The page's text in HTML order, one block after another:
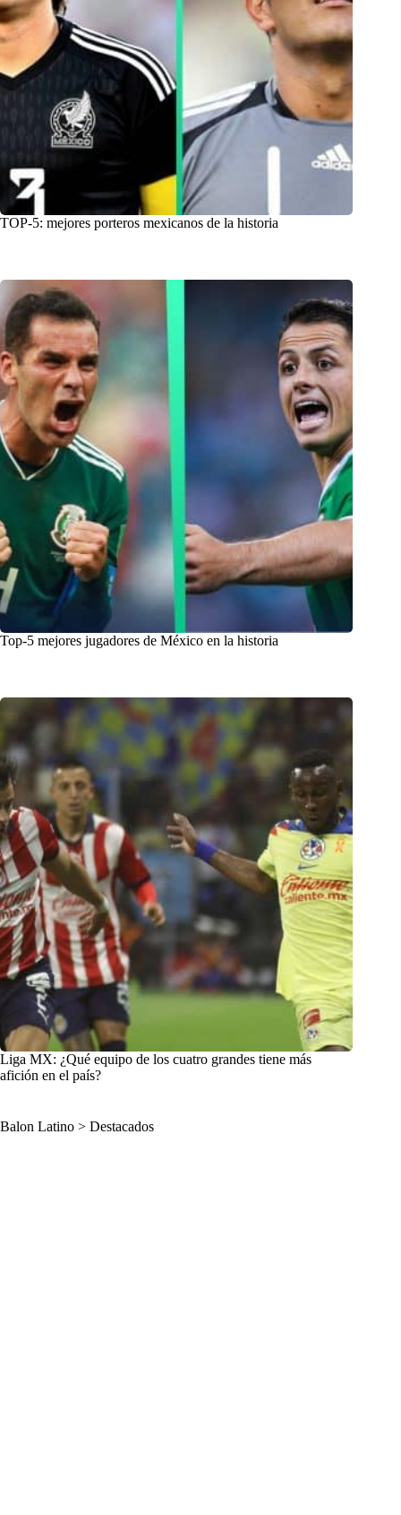
TOP-5: mejores porteros mexicanos de la historia
Top-5 mejores jugadores de México en la historia
Liga MX: ¿Qué equipo de los cuatro grandes tiene más
afición en el país?
Balon Latino > Destacados